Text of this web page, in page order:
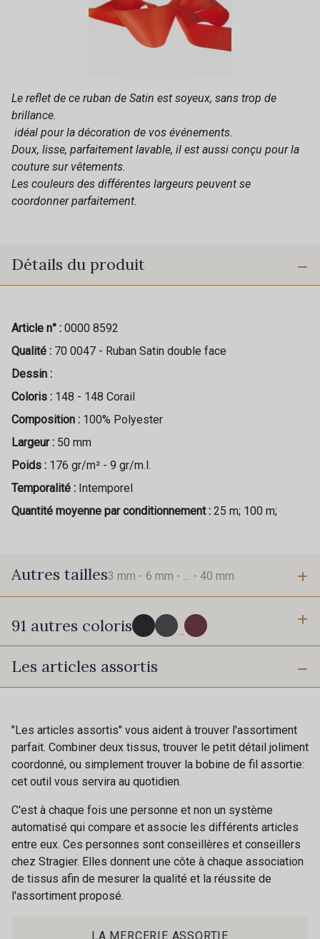
Le reflet de ce ruban de Satin est soyeux, sans trop de
brillance.
idéal pour la décoration de vos événements.
Doux, lisse, parfaitement lavable, il est aussi conçu pour la
couture sur vêtements.
Les couleurs des différentes largeurs peuvent se
coordonner parfaitement.
Détails du produit
Article n° : 0000 8592
Qualité : 70 0047 - Ruban Satin double face
Dessin :
Coloris : 148 - 148 Corail
Composition : 100% Polyester
Largeur : 50 mm
Poids : 176 gr/m² - 9 gr/m.l.
Temporalité : Intemporel
Quantité moyenne par conditionnement : 25 m; 100 m;
Autres tailles3 mm - 6 mm - ... - 40 mm
3 mm
10 mm
91 autres coloris ...
725 - 725 Noir
30 - 30 Silver 401 - 401 Blanc
23 - 23 Natural
614 - 614 White Coffee
27 - 27 Beige
Les articles assortis
"Les articles assortis" vous aident à trouver l'assortiment
parfait. Combiner deux tissus, trouver le petit détail joliment
coordonné, ou simplement trouver la bobine de fil assortie:
cet outil vous servira au quotidien.
C'est à chaque fois une personne et non un système
automatisé qui compare et associe les différents articles
entre eux. Ces personnes sont conseillères et conseillers
chez Stragier. Elles donnent une côte à chaque association
de tissus afin de mesurer la qualité et la réussite de
l'assortiment proposé.
LA MERCERIE ASSORTIE